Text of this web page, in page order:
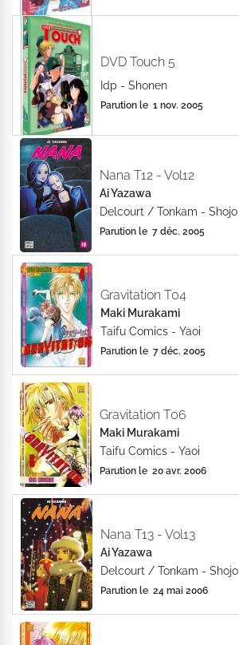
DVD Touch 5
Idp - Shonen
Parution le 1 nov. 2005
Nana T12 - Vol12
Ai Yazawa
Delcourt / Tonkam - Shojo
Parution le 7 déc. 2005
Gravitation T04
Maki Murakami
Taifu Comics - Yaoi
Parution le 7 déc. 2005
Gravitation T06
Maki Murakami
Taifu Comics - Yaoi
Parution le 20 avr. 2006
Nana T13 - Vol13
Ai Yazawa
Delcourt / Tonkam - Shojo
Parution le 24 mai 2006